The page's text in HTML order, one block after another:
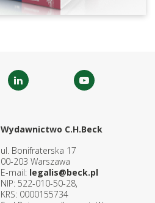
Wydawnictwo C.H.Beck
ul. Bonifraterska 17
00-203 Warszawa
E-mail: legalis@beck.pl
NIP: 522-010-50-28,
KRS: 0000155734